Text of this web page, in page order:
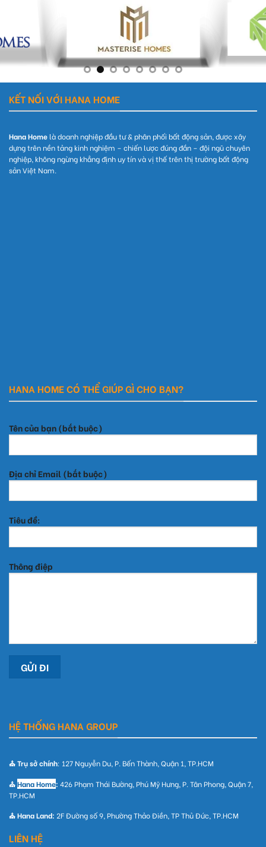
KẾT NỐI VỚI HANA HOME
Hana Home là doanh nghiệp đầu tư & phân phối bất động sản, được xây
dựng trên nền tảng kinh nghiệm – chiến lược đúng đắn – đội ngũ chuyên
nghiệp, không ngừng khẳng định uy tín và vị thế trên thị trường bất động
sản Việt Nam.
HANA HOME CÓ THỂ GIÚP GÌ CHO BẠN?
Tên của bạn (bắt buộc)
Địa chỉ Email (bắt buộc)
Tiêu đề:
Thông điệp
HỆ THỐNG HANA GROUP
⛪ Trụ sở chính: 127 Nguyễn Du, P. Bến Thành, Quận 1, TP.HCM
⛪Hana Home: 426 Phạm Thái Bường, Phú Mỹ Hưng, P. Tân Phong, Quận 7,
TP.HCM
⛪ Hana Land: 2F Đường số 9, Phường Thảo Điền, TP Thủ Đức, TP.HCM
LIÊN HỆ